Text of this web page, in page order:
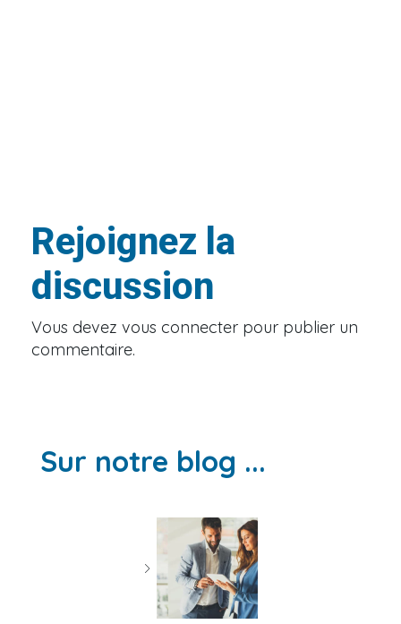
Rejoignez la
discussion
Vous devez vous connecter pour publier un
commentaire.
Sur notre blog ...